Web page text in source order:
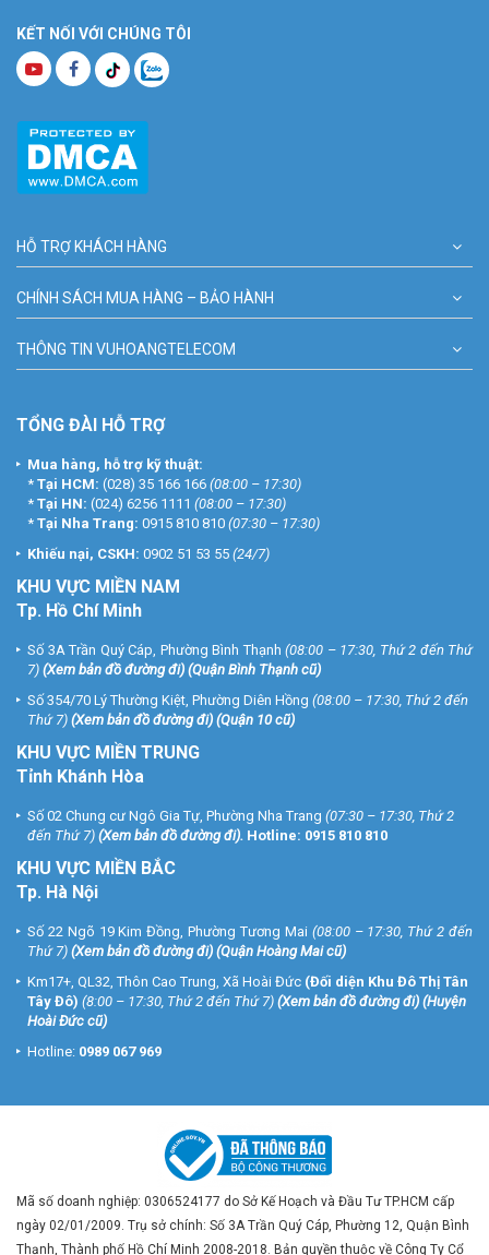
KẾT NỐI VỚI CHÚNG TÔI
HỖ TRỢ KHÁCH HÀNG
CHÍNH SÁCH MUA HÀNG – BẢO HÀNH
THÔNG TIN VUHOANGTELECOM
TỔNG ĐÀI HỖ TRỢ
Mua hàng, hỗ trợ kỹ thuật:
* Tại HCM: (028) 35 166 166 (08:00 – 17:30)
* Tại HN: (024) 6256 1111 (08:00 – 17:30)
* Tại Nha Trang: 0915 810 810 (07:30 – 17:30)
Khiếu nại, CSKH: 0902 51 53 55 (24/7)
KHU VỰC MIỀN NAM
Tp. Hồ Chí Minh
Số 3A Trần Quý Cáp, Phường Bình Thạnh (08:00 – 17:30, Thứ 2 đến Thứ
7) (Xem bản đồ đường đi) (Quận Bình Thạnh cũ)
Số 354/70 Lý Thường Kiệt, Phường Diên Hồng (08:00 – 17:30, Thứ 2 đến
Thứ 7) (Xem bản đồ đường đi) (Quận 10 cũ)
KHU VỰC MIỀN TRUNG
Tỉnh Khánh Hòa
Số 02 Chung cư Ngô Gia Tự, Phường Nha Trang (07:30 – 17:30, Thứ 2
đến Thứ 7) (Xem bản đồ đường đi). Hotline: 0915 810 810
KHU VỰC MIỀN BẮC
Tp. Hà Nội
Số 22 Ngõ 19 Kim Đồng, Phường Tương Mai (08:00 – 17:30, Thứ 2 đến
Thứ 7) (Xem bản đồ đường đi) (Quận Hoàng Mai cũ)
Km17+, QL32, Thôn Cao Trung, Xã Hoài Đức (Đối diện Khu Đô Thị Tân
Tây Đô) (8:00 – 17:30, Thứ 2 đến Thứ 7) (Xem bản đồ đường đi) (Huyện
Hoài Đức cũ)
Hotline: 0989 067 969
Mã số doanh nghiệp: 0306524177 do Sở Kế Hoạch và Đầu Tư TP.HCM cấp
ngày 02/01/2009. Trụ sở chính: Số 3A Trần Quý Cáp, Phường 12, Quận Bình
Thạnh, Thành phố Hồ Chí Minh 2008-2018. Bản quyền thuộc về Công Ty Cổ